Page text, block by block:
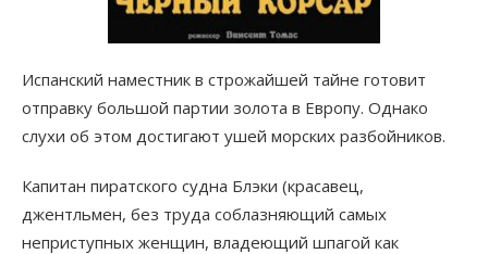
Испанский наместник в строжайшей тайне готовит
отправку большой партии золота в Европу. Однако
слухи об этом достигают ушей морских разбойников.
Капитан пиратского судна Блэки (красавец,
джентльмен, без труда соблазняющий самых
неприступных женщин, владеющий шпагой как